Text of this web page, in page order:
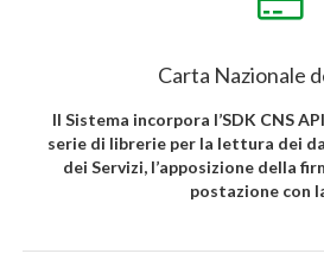
Carta Nazionale
Il Sistema incorpora l’SDK CNS
serie di librerie per la lettura dei
dei Servizi, l’apposizione della
postazione con